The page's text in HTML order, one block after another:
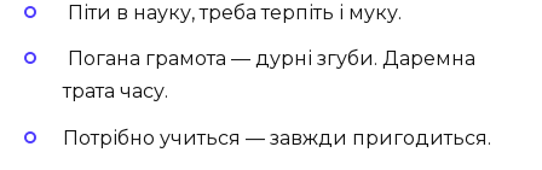
Піти в науку, треба терпіть і муку.
Погана грамота — дурні згуби. Даремна
трата часу.
Потрібно учиться — завжди пригодиться.